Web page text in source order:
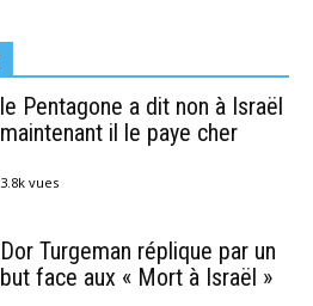
le Pentagone a dit non à Israël
maintenant il le paye cher
3.8k vues
Dor Turgeman réplique par un
but face aux « Mort à Israël »